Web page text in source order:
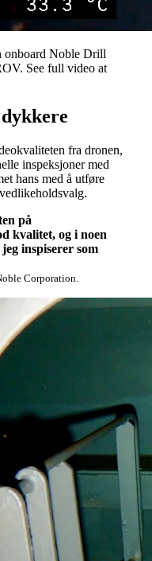
onboard Noble Drill
See full video at
fra dronen,
inspeksjoner med
hans med å utføre
på
kvalitet, og i noen
inspiserer som
Corporation.